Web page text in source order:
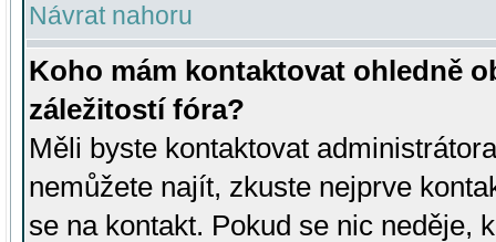
Návrat nahoru
Koho mám kontaktovat ohledně
záležitostí fóra?
Měli byste kontaktovat
nemůžete najít, zkuste nejprve
se na kontakt. Pokud se nic neděje,